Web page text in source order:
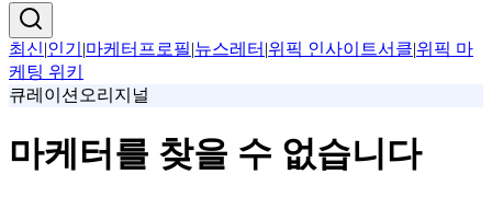
최신|인기 |마케터프로필|뉴스레터 |위픽 인사이트서클|위픽 마
케팅 위키
큐레이션 오리지널
마케터를 찾을 수 없습니다